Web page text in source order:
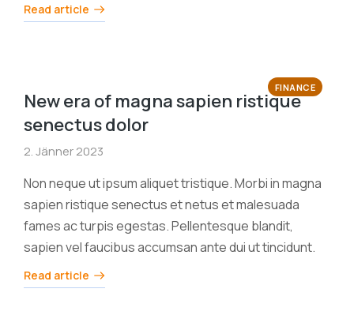
Read article
FINANCE
New era of magna sapien ristique
senectus dolor
2. Jänner 2023
Non neque ut ipsum aliquet tristique. Morbi in magna
sapien ristique senectus et netus et malesuada
fames ac turpis egestas. Pellentesque blandit,
sapien vel faucibus accumsan ante dui ut tincidunt.
Read article